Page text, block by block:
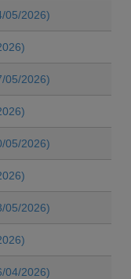
05/2026)
05/2026)
05/2026)
05/2026)
04/2026)